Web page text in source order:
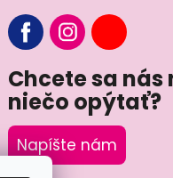
Chcete sa nás
niečo opýtať?
Napíšte nám